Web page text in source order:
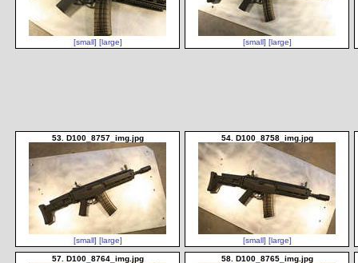
[small] [large] [small] [large]
53. D100_8757_img.jpg
[small] [large]
54. D100_8758_img.jpg
[small] [large]
57. D100_8764_img.jpg 58. D100_8765_img.jpg